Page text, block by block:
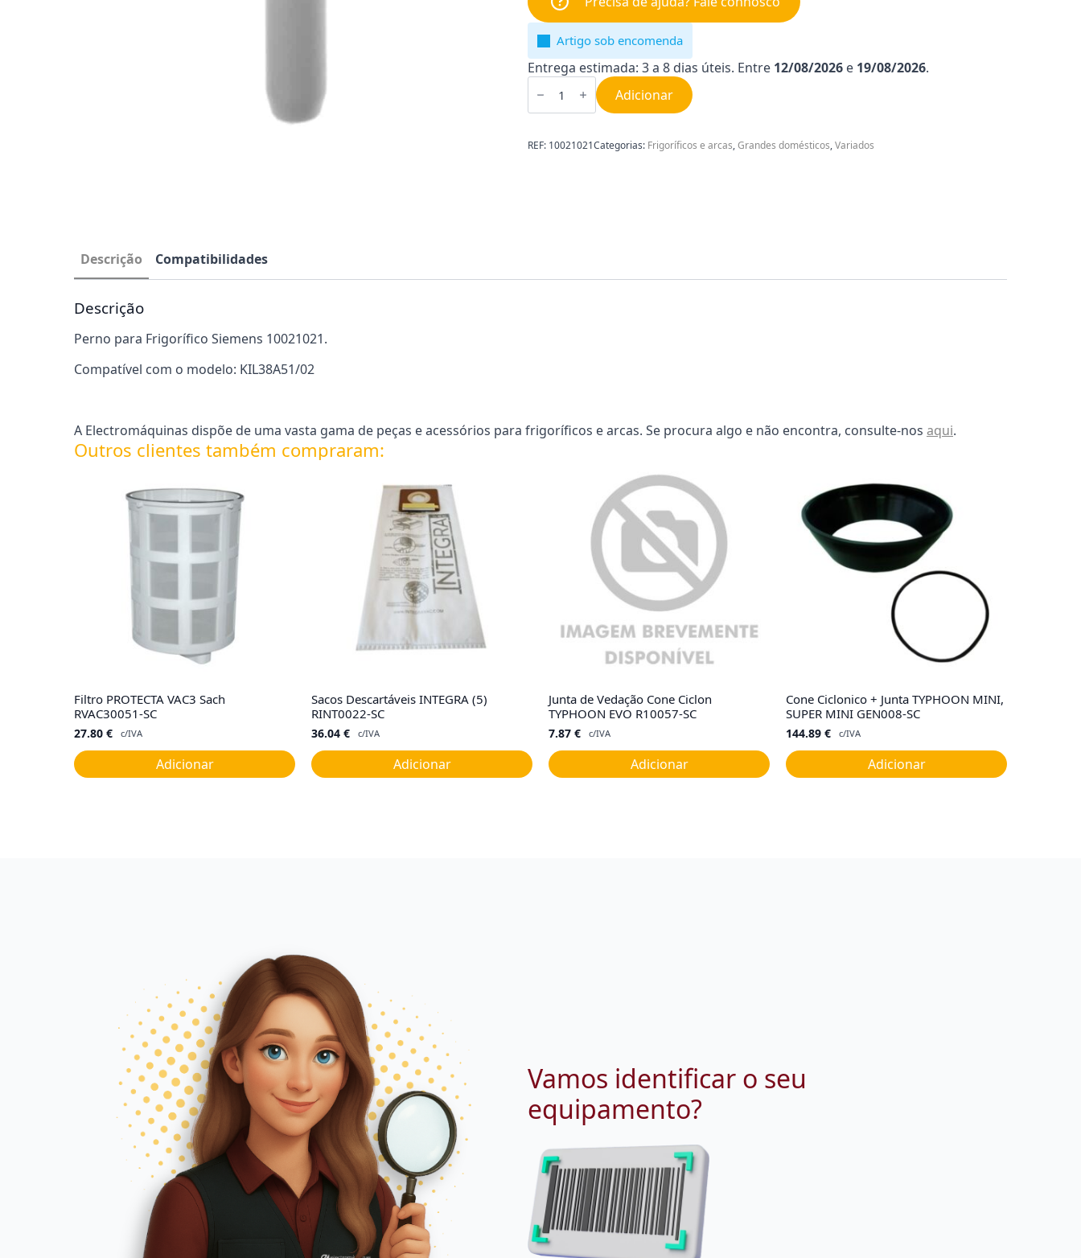
Artigo sob encomenda
Entrega estimada: 3 a 8 dias úteis. Entre 12/08/2026 e 19/08/2026.
Quantidade
de
para
Siemens
10021021
Adicionar
REF: 10021021Categorias: Frigoríficos e arcas,Grandes domésticos,Variados
Descrição Compatibilidades
Descrição
Perno para Frigorífico Siemens 10021021.
Compatível com o modelo: KIL38A51/02
A Electromáquinas dispõe de uma vasta gama de peças e acessórios para frigoríficos e arcas. Se procura algo e não encontra, consulte-nos aqui.
Outros clientes também compraram:
Filtro PROTECTA VAC3 Sach
RVAC30051-SC
27.80 € c/IVA
Adicionar
Sacos Descartáveis INTEGRA (5)
RINT0022-SC
36.04 € c/IVA
Adicionar
Junta de Vedação Cone Ciclon
TYPHOON EVO R10057-SC
7.87 € c/IVA
Adicionar
Cone Ciclonico + Junta TYPHOON MINI,
SUPER MINI GEN008-SC
144.89 € c/IVA
Adicionar
Vamos identificar o seu
equipamento?